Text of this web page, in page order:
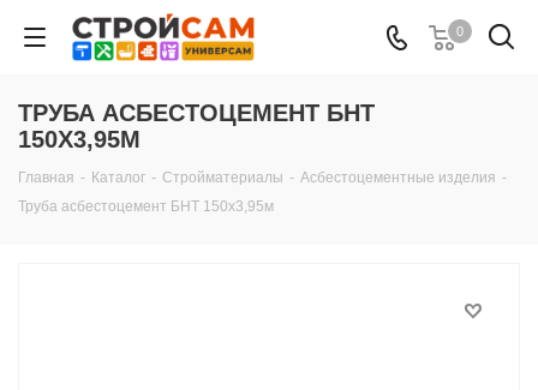
0
ТРУБА АСБЕСТОЦЕМЕНТ БНТ
150Х3,95М
Главная - Каталог - Стройматериалы - Асбестоцементные изделия -
Труба асбестоцемент БНТ 150х3,95м